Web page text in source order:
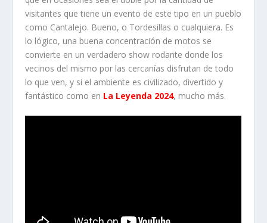
visitantes que tiene un evento de este tipo en un pueblo
como Cantalejo. Bueno, o Tordesillas o cualquiera. Es
lo lógico, una buena concentración de motos se
convierte en un verdadero show rodante donde los
vecinos del mismo por las cercanías disfrutan de todo
lo que ven, y si el ambiente es civilizado, divertido y
fantástico como en La Leyenda 2024, mucho más.